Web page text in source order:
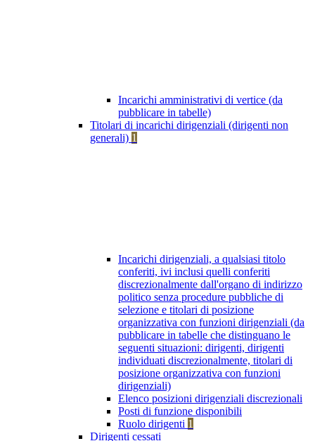
Incarichi amministrativi di vertice (da
pubblicare in tabelle)
Titolari di incarichi dirigenziali (dirigenti non
generali) 1
Incarichi dirigenziali, a qualsiasi titolo
conferiti, ivi inclusi quelli conferiti
discrezionalmente dall'organo di indirizzo
politico senza procedure pubbliche di
selezione e titolari di posizione
organizzativa con funzioni dirigenziali (da
pubblicare in tabelle che distinguano le
seguenti situazioni: dirigenti, dirigenti
individuati discrezionalmente, titolari di
posizione organizzativa con funzioni
dirigenziali)
Elenco posizioni dirigenziali discrezionali
Posti di funzione disponibili
Ruolo dirigenti 1
Dirigenti cessati